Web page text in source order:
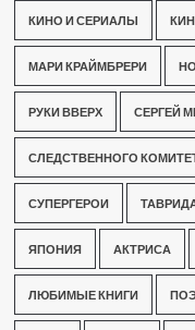
КИНО И СЕРИАЛЫ
МАРИ КРАЙМБРЕРИ
РУКИ ВВЕРХ СЕРГЕЙ
СЛЕДСТВЕННОГО
СУПЕРГЕРОИ
ЯПОНИЯ АКТРИСА
ЛЮБИМЫЕ КНИГИ